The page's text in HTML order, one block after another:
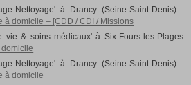
Nettoyage' à Drancy (Seine-Saint-Denis) :
à domicile – [CDD / CDI / Missions
vie & soins médicaux' à Six-Fours-les-Plages
domicile
Nettoyage' à Drancy (Seine-Saint-Denis) :
à domicile